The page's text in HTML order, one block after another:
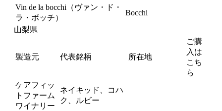
Vin de la bocchi（ヴァン・ド・
ラ・ボッチ）
Bocchi
山梨県
製造元 代表銘柄 所在地
ご購
入は
こち
ら
ケアフィッ
トファーム
ワイナリー
ネイキッド、コハ
ク、ルビー